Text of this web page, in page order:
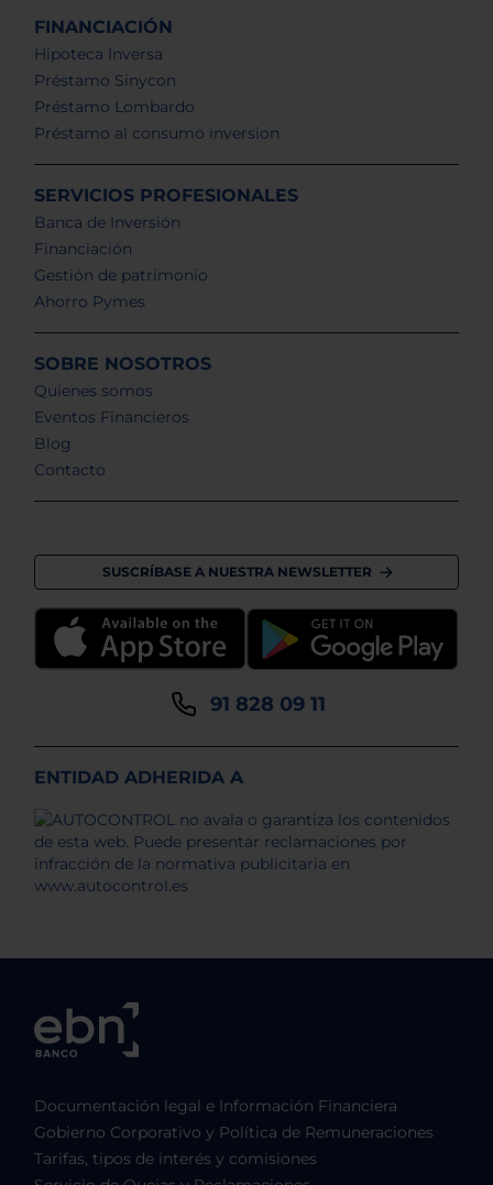
FINANCIACIÓN
Hipoteca Inversa
Préstamo Sinycon
Préstamo Lombardo
Préstamo al consumo inversion
SERVICIOS PROFESIONALES
Banca de Inversión
Financiación
Gestión de patrimonio
Ahorro Pymes
SOBRE NOSOTROS
Quienes somos
Eventos Financieros
Blog
Contacto
SUSCRÍBASE A NUESTRA NEWSLETTER
91 828 09 11
ENTIDAD ADHERIDA A
Documentación legal e Información Financiera
Gobierno Corporativo y Política de Remuneraciones
Tarifas, tipos de interés y comisiones